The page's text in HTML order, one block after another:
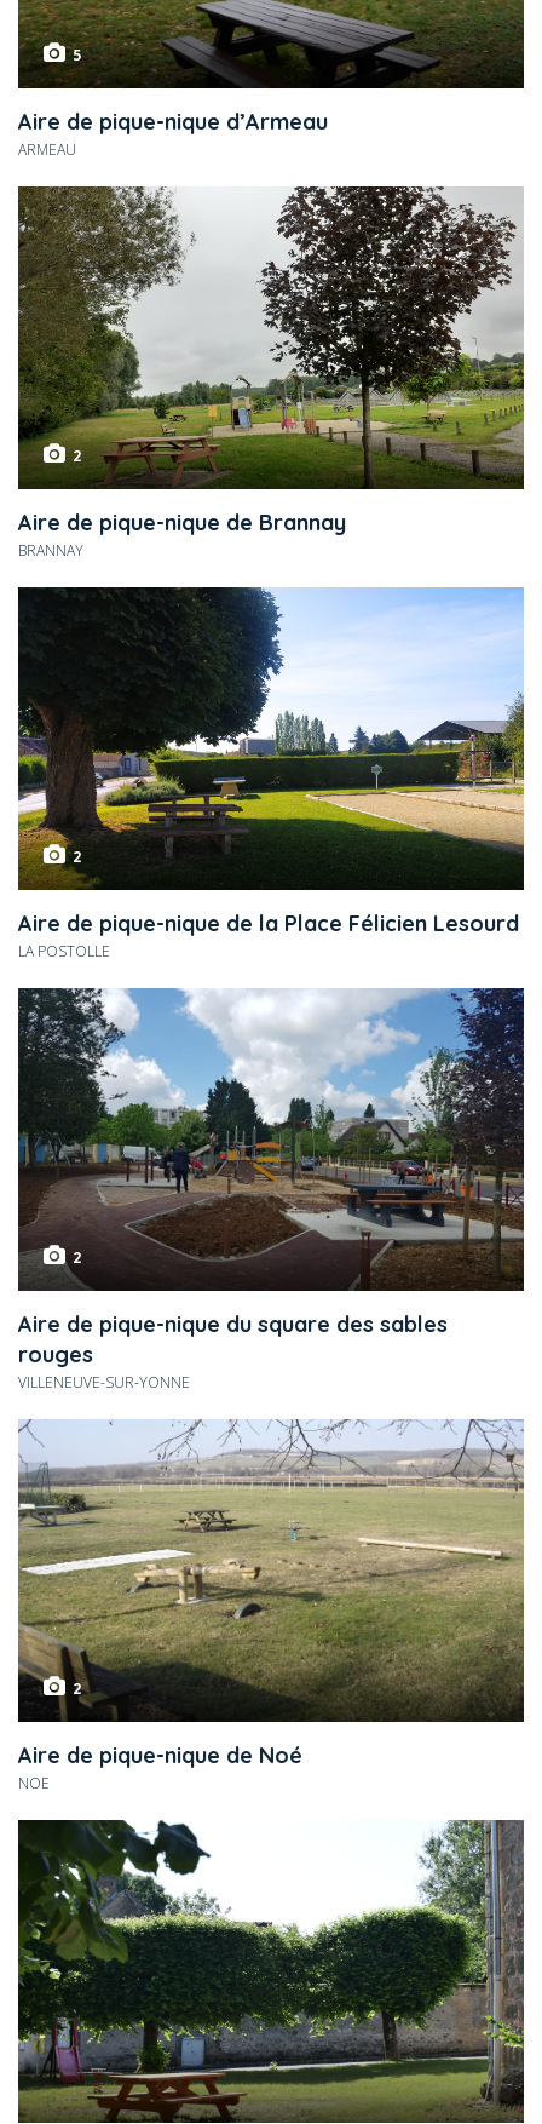
5
Aire de pique-nique d’Armeau
ARMEAU
2
Aire de pique-nique de Brannay
BRANNAY
2
Aire de pique-nique de la Place Félicien Lesourd
LA POSTOLLE
2
Aire de pique-nique du square des sables
rouges
VILLENEUVE-SUR-YONNE
2
Aire de pique-nique de Noé
NOE